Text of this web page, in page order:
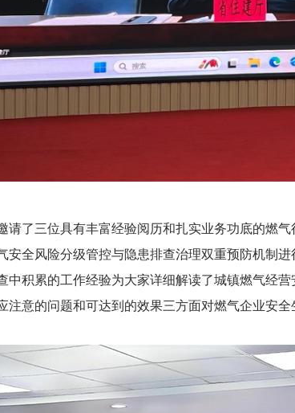
了三位具有丰富经验阅历和扎实业务功底的燃气
安全风险分级管控与隐患排查治理双重预防机制
中积累的工作经验为大家详细解读了城镇燃气经
注意的问题和可达到的效果三方面对燃气企业安全